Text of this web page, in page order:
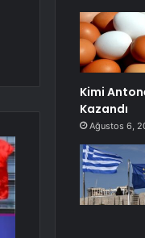
Kimi
Kazandı
Ağustos 6,